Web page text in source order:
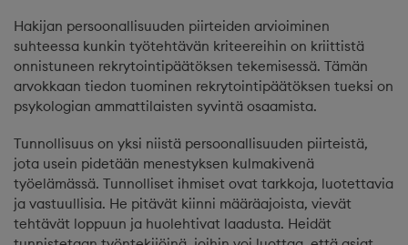
Hakijan persoonallisuuden piirteiden arvioiminen
suhteessa kunkin työtehtävän kriteereihin on kriittistä
onnistuneen rekrytointipäätöksen tekemisessä. Tämän
arvokkaan tiedon tuominen rekrytointipäätöksen tueksi on
psykologian ammattilaisten syvintä osaamista.
Tunnollisuus on yksi niistä persoonallisuuden piirteistä,
jota usein pidetään menestyksen kulmakivenä
työelämässä. Tunnolliset ihmiset ovat tarkkoja, luotettavia
ja vastuullisia. He pitävät kiinni määräajoista, vievät
tehtävät loppuun ja huolehtivat laadusta. Heidät